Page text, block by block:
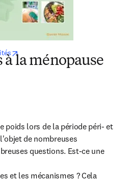
opens in new tab/window
à la ménopause
poids lors de la période péri- et
de nombreuses
questions. Est-ce une
et les mécanismes ? Cela